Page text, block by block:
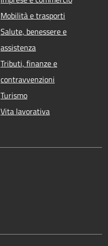
Mobilità e trasporti
Salute, benessere e
assistenza
Tributi, finanze e
contravvenzioni
Turismo
Vita lavorativa